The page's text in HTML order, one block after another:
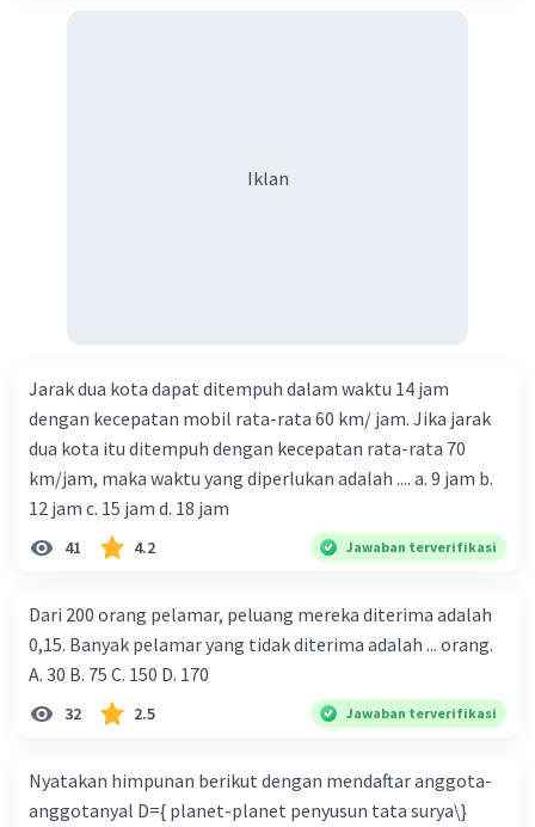
Iklan
Jarak dua kota dapat ditempuh dalam waktu 14 jam
dengan kecepatan mobil rata-rata 60 km/ jam. Jika jarak
dua kota itu ditempuh dengan kecepatan rata-rata 70
km/jam, maka waktu yang diperlukan adalah .... a. 9 jam b.
12 jam c. 15 jam d. 18 jam
41 4.2 Jawaban terverifikasi
Dari 200 orang pelamar, peluang mereka diterima adalah
0,15. Banyak pelamar yang tidak diterima adalah ... orang.
A. 30 B. 75 C. 150 D. 170
32 2.5 Jawaban terverifikasi
Nyatakan himpunan berikut dengan mendaftar anggota-
anggotanyal D={ planet-planet penyusun tata surya\}